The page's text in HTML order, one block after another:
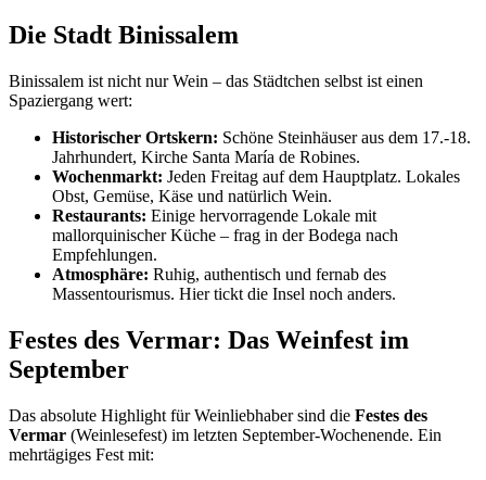
Die Stadt Binissalem
Binissalem ist nicht nur Wein – das Städtchen selbst ist einen
Spaziergang wert:
Historischer Ortskern: Schöne Steinhäuser aus dem 17.-18.
Jahrhundert, Kirche Santa María de Robines.
Wochenmarkt: Jeden Freitag auf dem Hauptplatz. Lokales
Obst, Gemüse, Käse und natürlich Wein.
Restaurants: Einige hervorragende Lokale mit
mallorquinischer Küche – frag in der Bodega nach
Empfehlungen.
Atmosphäre: Ruhig, authentisch und fernab des
Massentourismus. Hier tickt die Insel noch anders.
Festes des Vermar: Das Weinfest im
September
Das absolute Highlight für Weinliebhaber sind die Festes des
Vermar (Weinlesefest) im letzten September-Wochenende. Ein
mehrtägiges Fest mit: